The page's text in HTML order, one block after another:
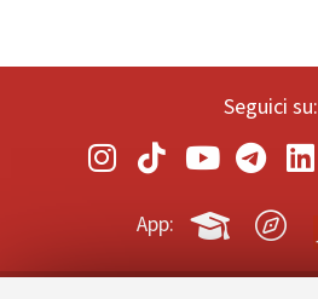
Seguici su:
App: